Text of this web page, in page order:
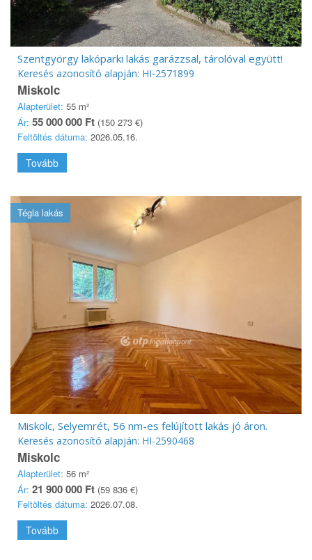
Szentgyörgy lakóparki lakás garázzsal, tárolóval együtt!
Keresés azonosító alapján: HI-2571899
Miskolc
Alapterület: 55 m²
Ár: 55 000 000 Ft (150 273 €)
Feltöltés dátuma: 2026.05.16.
Tovább
Tégla lakás
Miskolc, Selyemrét, 56 nm-es felújított lakás jó áron.
Keresés azonosító alapján: HI-2590468
Miskolc
Alapterület: 56 m²
Ár: 21 900 000 Ft (59 836 €)
Feltöltés dátuma: 2026.07.08.
Tovább